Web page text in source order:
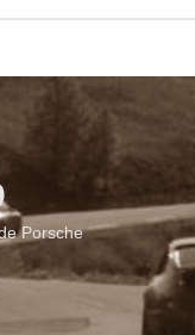
Porsche